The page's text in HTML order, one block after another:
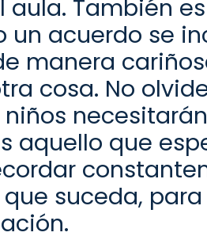
aula. También
un acuerdo se
manera
cosa. No
niños
aquello que
suceda,